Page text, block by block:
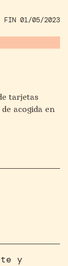
FIN 01/05/2023
tarjetas
acogida en
y